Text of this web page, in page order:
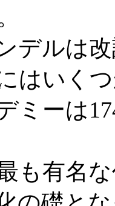
デルは改
はいく
ミーは
も有名